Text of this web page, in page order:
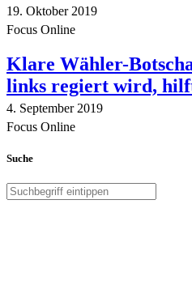
19. Oktober 2019
Focus Online
Klare Wähler-
links regiert wird,
4. September 2019
Focus Online
Suche